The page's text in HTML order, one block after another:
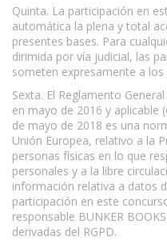
Quinta. La participación en
automática la plena y total
presentes bases. Para
dirimida por vía judicial, las
someten expresamente a los
Sexta. El Reglamento
en mayo de 2016 y aplicable
de mayo de 2018 es una
Unión Europea, relativo a la
personas físicas en lo que
personales y a la libre
información relativa a datos
participación en este
responsable BUNKER
derivadas del RGPD.